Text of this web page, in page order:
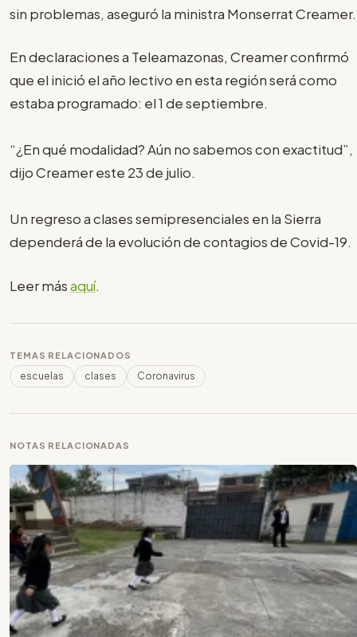
sin problemas, aseguró la ministra Monserrat Creamer.
En declaraciones a Teleamazonas, Creamer confirmó
que el inició el año lectivo en esta región será como
estaba programado: el 1 de septiembre.
“¿En qué modalidad? Aún no sabemos con exactitud”,
dijo Creamer este 23 de julio.
Un regreso a clases semipresenciales en la Sierra
dependerá de la evolución de contagios de Covid-19.
Leer másaquí.
TEMAS RELACIONADOS
escuelas clases Coronavirus
NOTAS RELACIONADAS